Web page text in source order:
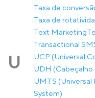
Taxa de
Taxa de
Text Marketing
Transactional
U
UCP (Universal
UDH
UMTS
System)